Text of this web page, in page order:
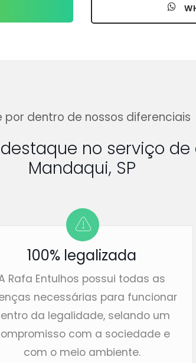
por dentro de nossos diferenciais
no serviço
Mandaqui, SP
100% legalizada
Rafa Entulhos possui todas as
necessárias para funcionar
da legalidade, selando um
com a sociedade e
com o meio ambiente.